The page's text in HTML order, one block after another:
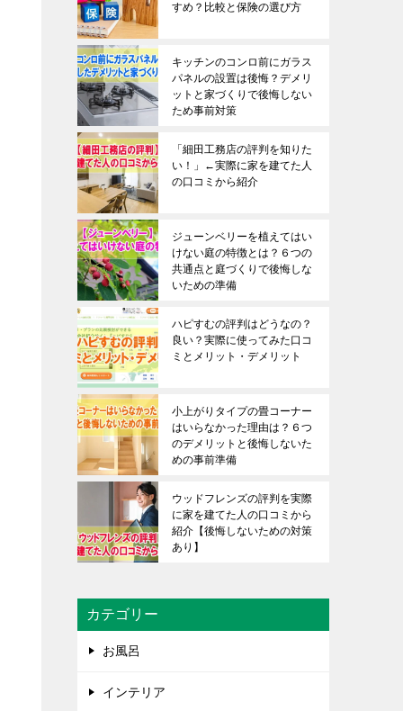
すめ？比較と保険の選び方
キッチンのコンロ前にガラス
パネルの設置は後悔？デメリ
ットと家づくりで後悔しない
ため事前対策
「細田工務店の評判を知りた
い！」←実際に家を建てた人
の口コミから紹介
ジューンベリーを植えてはい
けない庭の特徴とは？６つの
共通点と庭づくりで後悔しな
いための準備
ハピすむの評判はどうなの？
良い？実際に使ってみた口コ
ミとメリット・デメリット
小上がりタイプの畳コーナー
はいらなかった理由は？６つ
のデメリットと後悔しないた
めの事前準備
ウッドフレンズの評判を実際
に家を建てた人の口コミから
紹介【後悔しないための対策
あり】
カテゴリー
お風呂
インテリア